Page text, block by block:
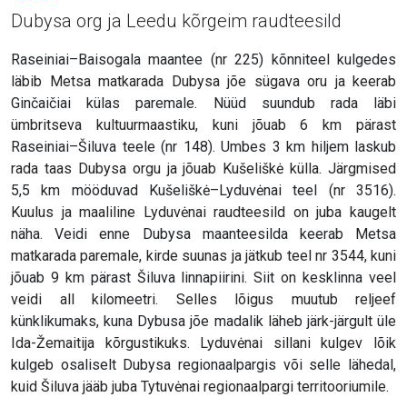
Dubysa org ja Leedu kõrgeim raudteesild
Raseiniai–Baisogala maantee (nr 225) kõnniteel kulgedes
läbib Metsa matkarada Dubysa jõe sügava oru ja keerab
Ginčaičiai külas paremale. Nüüd suundub rada läbi
ümbritseva kultuurmaastiku, kuni jõuab 6 km pärast
Raseiniai–Šiluva teele (nr 148). Umbes 3 km hiljem laskub
rada taas Dubysa orgu ja jõuab Kušeliškė külla. Järgmised
5,5 km mööduvad Kušeliškė–Lyduvėnai teel (nr 3516).
Kuulus ja maaliline Lyduvėnai raudteesild on juba kaugelt
näha. Veidi enne Dubysa maanteesilda keerab Metsa
matkarada paremale, kirde suunas ja jätkub teel nr 3544, kuni
jõuab 9 km pärast Šiluva linnapiirini. Siit on kesklinna veel
veidi all kilomeetri. Selles lõigus muutub reljeef
künklikumaks, kuna Dybusa jõe madalik läheb järk-järgult üle
Ida-Žemaitija kõrgustikuks. Lyduvėnai sillani kulgev lõik
kulgeb osaliselt Dubysa regionaalpargis või selle lähedal,
kuid Šiluva jääb juba Tytuvėnai regionaalpargi territooriumile.